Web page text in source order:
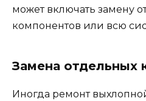
может включать замену
компонентов или всю
Замена отдельных
Иногда ремонт